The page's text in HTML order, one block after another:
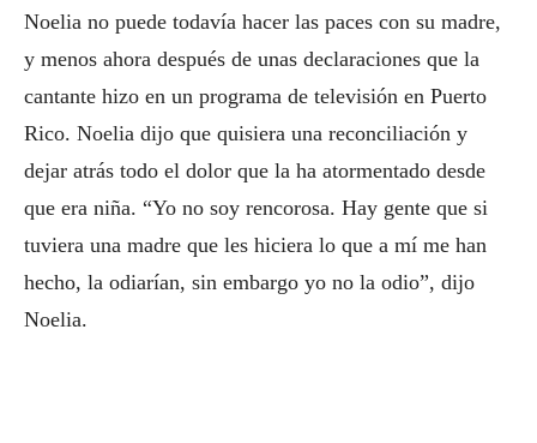
Noelia no puede todavía hacer las paces con su madre,
y menos ahora después de unas declaraciones que la
cantante hizo en un programa de televisión en Puerto
Rico. Noelia dijo que quisiera una reconciliación y
dejar atrás todo el dolor que la ha atormentado desde
que era niña. “Yo no soy rencorosa. Hay gente que si
tuviera una madre que les hiciera lo que a mí me han
hecho, la odiarían, sin embargo yo no la odio”, dijo
Noelia.